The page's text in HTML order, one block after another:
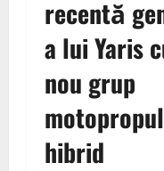
recentă
a lui Yaris
nou grup
hibrid